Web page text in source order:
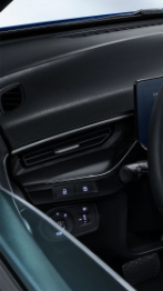
Hladké,
Vychutnajte si hladšiu
MG3 Hybrid+ sa
pre maximálne